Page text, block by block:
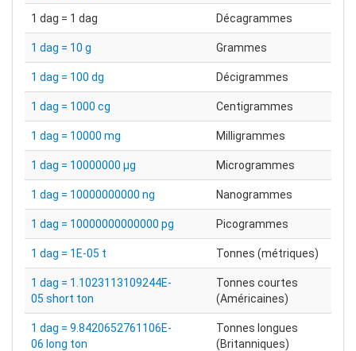
1 dag = 1 dag Décagrammes
1 dag = 10 g Grammes
1 dag = 100 dg Décigrammes
1 dag = 1000 cg Centigrammes
1 dag = 10000 mg Milligrammes
1 dag = 10000000 µg Microgrammes
1 dag = 10000000000 ng Nanogrammes
1 dag = 10000000000000 pg Picogrammes
1 dag = 1E-05 t Tonnes (métriques)
1 dag = 1.1023113109244E-
05 short ton
Tonnes courtes
(Américaines)
1 dag = 9.8420652761106E-
06 long ton
Tonnes longues
(Britanniques)